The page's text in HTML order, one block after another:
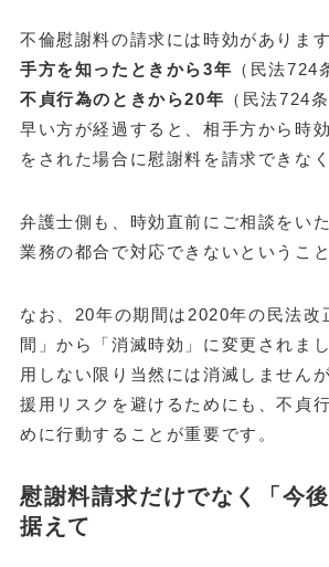
不倫慰謝料の請求には時効があります
手方を知ったときから3年 （民法724
不貞行為のときから20年 （民法724
早い方が経過すると、相手方から時
をされた場合に慰謝料を請求できな
弁護士側も、時効直前にご相談をい
業務の都合で対応できないというこ
なお、20年の期間は2020年の民法改
間」から「消滅時効」に変更されま
用しない限り当然には消滅しません
援用リスクを避けるためにも、不貞
めに行動することが重要です。
慰謝料請求だけでなく「今
据えて